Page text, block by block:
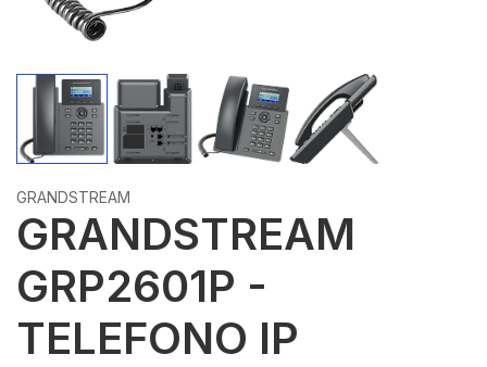
GRANDSTREAM
GRANDSTREAM
GRP2601P -
TELEFONO IP